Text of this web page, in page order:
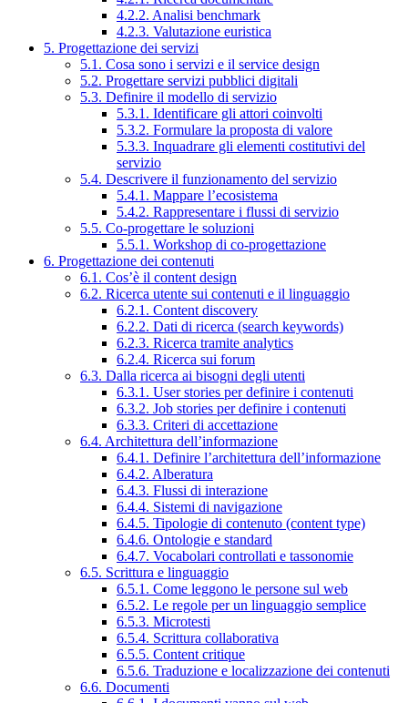
4.2.2. Analisi benchmark
4.2.3. Valutazione euristica
5. Progettazione dei servizi
5.1. Cosa sono i servizi e il service design
5.2. Progettare servizi pubblici digitali
5.3. Definire il modello di servizio
5.3.1. Identificare gli attori coinvolti
5.3.2. Formulare la proposta di valore
5.3.3. Inquadrare gli elementi costitutivi del
servizio
5.4. Descrivere il funzionamento del servizio
5.4.1. Mappare l’ecosistema
5.4.2. Rappresentare i flussi di servizio
5.5. Co-progettare le soluzioni
5.5.1. Workshop di co-progettazione
6. Progettazione dei contenuti
6.1. Cos’è il content design
6.2. Ricerca utente sui contenuti e il linguaggio
6.2.1. Content discovery
6.2.2. Dati di ricerca (search keywords)
6.2.3. Ricerca tramite analytics
6.2.4. Ricerca sui forum
6.3. Dalla ricerca ai bisogni degli utenti
6.3.1. User stories per definire i contenuti
6.3.2. Job stories per definire i contenuti
6.3.3. Criteri di accettazione
6.4. Architettura dell’informazione
6.4.1. Definire l’architettura dell’informazione
6.4.2. Alberatura
6.4.3. Flussi di interazione
6.4.4. Sistemi di navigazione
6.4.5. Tipologie di contenuto (content type)
6.4.6. Ontologie e standard
6.4.7. Vocabolari controllati e tassonomie
6.5. Scrittura e linguaggio
6.5.1. Come leggono le persone sul web
6.5.2. Le regole per un linguaggio semplice
6.5.3. Microtesti
6.5.4. Scrittura collaborativa
6.5.5. Content critique
6.5.6. Traduzione e localizzazione dei contenuti
6.6. Documenti